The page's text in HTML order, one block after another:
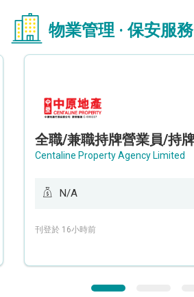
物業管理 · 保安服務
Centaline Property Agency Limited
N/A
刊登於 16小時前